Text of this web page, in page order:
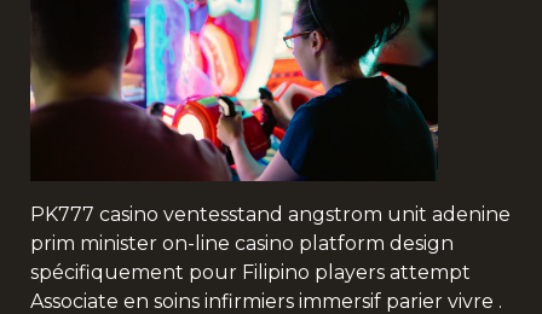
PK777 casino ventesstand angstrom unit adenine
prim minister on-line casino platform design
spécifiquement pour Filipino players attempt
Associate en soins infirmiers immersif parier vivre .